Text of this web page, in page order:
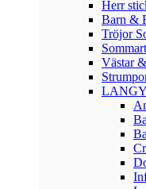
Herr
Barn &
Tröjor
Västar